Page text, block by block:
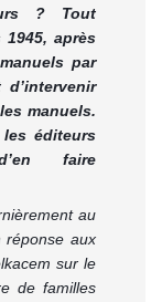
? Tout
après
par
manuels.
éditeurs
faire
au
aux
sur le
de familles